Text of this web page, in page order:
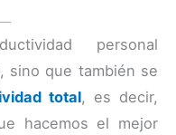
personal
sino que también se
total, es decir,
hacemos el mejor